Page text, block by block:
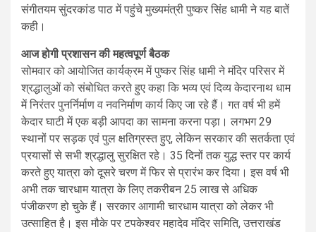
संगीतयम सुंदरकांड पाठ में पहुंचे मुख्यमंत्री पुष्कर सिंह धामी ने यह बातें
कही।
आज होगी प्रशासन की महत्वपूर्ण बैठक
सोमवार को आयोजित कार्यक्रम में पुष्कर सिंह धामी ने मंदिर परिसर में
श्रद्धालुओं को संबोधित करते हुए कहा कि भव्य एवं दिव्य केदारनाथ धाम
में निरंतर पुनर्निर्माण व नवनिर्माण कार्य किए जा रहे हैं। गत वर्ष भी हमें
केदार घाटी में एक बड़ी आपदा का सामना करना पड़ा। लगभग 29
स्थानों पर सड़क एवं पुल क्षतिग्रस्त हुए, लेकिन सरकार की सतर्कता एवं
प्रयासों से सभी श्रद्धालु सुरक्षित रहे। 35 दिनों तक युद्ध स्तर पर कार्य
करते हुए यात्रा को दूसरे चरण में फिर से प्रारंभ कर दिया। इस वर्ष भी
अभी तक चारधाम यात्रा के लिए तकरीबन 25 लाख से अधिक
पंजीकरण हो चुके हैं। सरकार आगामी चारधाम यात्रा को लेकर भी
उत्साहित है। इस मौके पर टपकेश्वर महादेव मंदिर समिति, उत्तराखंड